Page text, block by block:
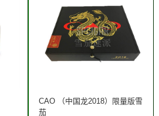
CAO （中国龙2018）限量版雪
茄